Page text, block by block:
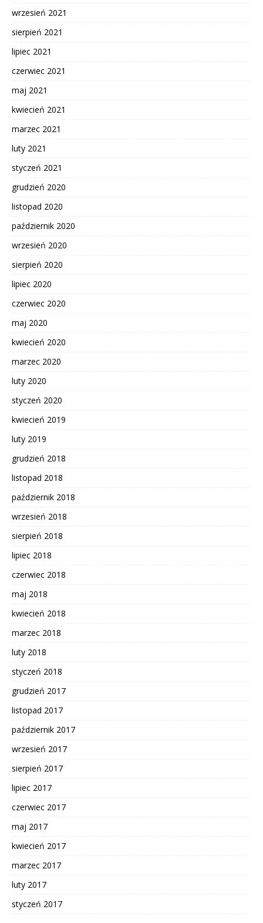
wrzesień 2021
sierpień 2021
lipiec 2021
czerwiec 2021
maj 2021
kwiecień 2021
marzec 2021
luty 2021
styczeń 2021
grudzień 2020
listopad 2020
październik 2020
wrzesień 2020
sierpień 2020
lipiec 2020
czerwiec 2020
maj 2020
kwiecień 2020
marzec 2020
luty 2020
styczeń 2020
kwiecień 2019
luty 2019
grudzień 2018
listopad 2018
październik 2018
wrzesień 2018
sierpień 2018
lipiec 2018
czerwiec 2018
maj 2018
kwiecień 2018
marzec 2018
luty 2018
styczeń 2018
grudzień 2017
listopad 2017
październik 2017
wrzesień 2017
sierpień 2017
lipiec 2017
czerwiec 2017
maj 2017
kwiecień 2017
marzec 2017
luty 2017
styczeń 2017